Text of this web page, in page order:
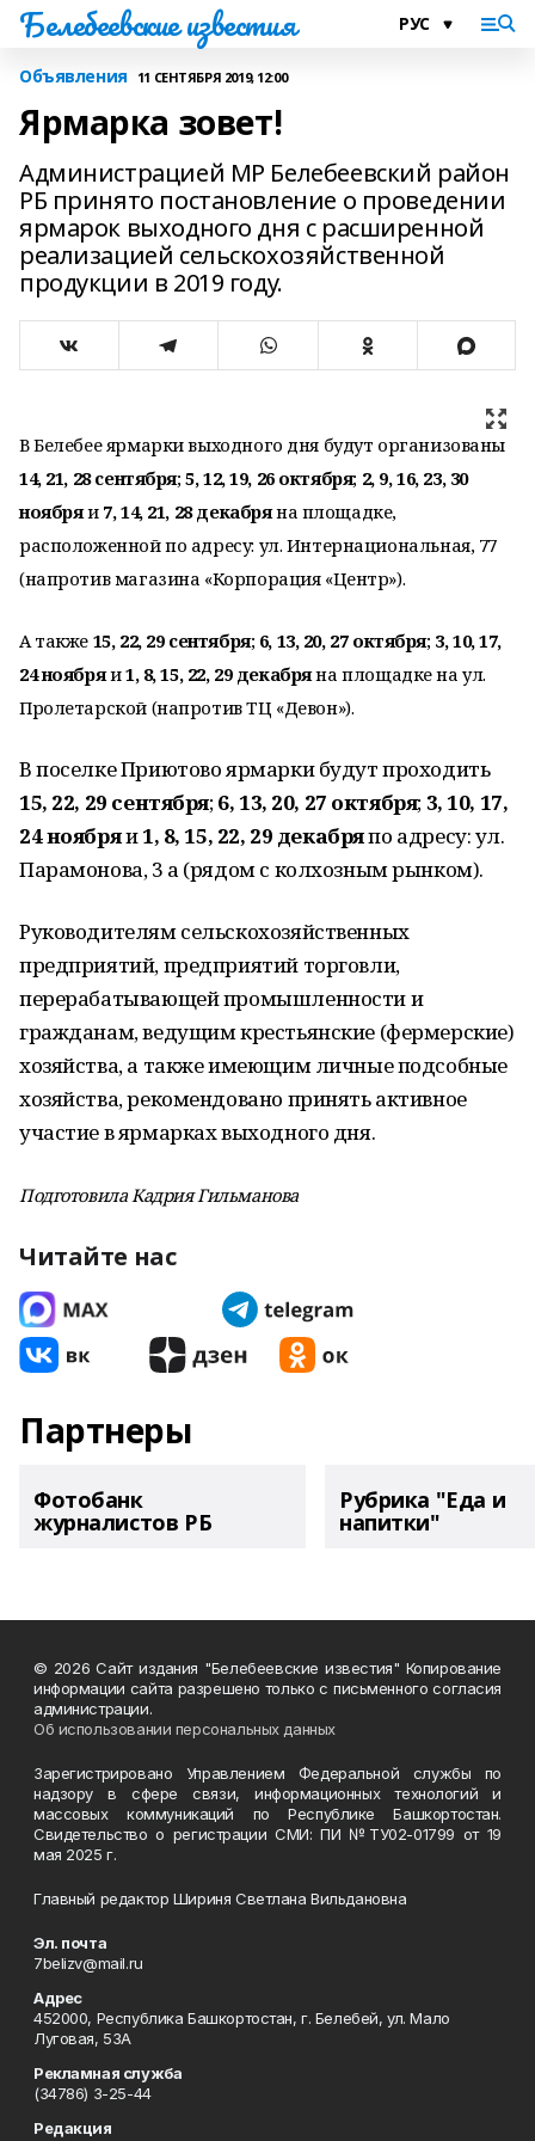
Белебеевские известия
Объявления 11 СЕНТЯБРЯ 2019, 12:00
Ярмарка зовет!
Администрацией МР Белебеевский район
РБ принято постановление о проведении
ярмарок выходного дня с расширенной
реализацией сельскохозяйственной
продукции в 2019 году.
В Белебее ярмарки выходного дня будут организованы
14, 21, 28 сентября;5, 12, 19, 26 октября; 2, 9, 16, 23, 30
ноябряи 7, 14, 21, 28 декабряна площадке,
расположенной по адресу: ул. Интернациональная, 77
(напротив магазина «Корпорация «Центр»).
А также 15, 22, 29 сентября; 6, 13, 20, 27 октября; 3, 10, 17,
24 ноябряи1, 8, 15, 22, 29 декабряна площадке на ул.
Пролетарской (напротив ТЦ «Девон»).
В поселке Приютово ярмарки будут проходить
15, 22, 29 сентября;6, 13, 20, 27 октября; 3, 10, 17,
24 ноябряи1, 8, 15, 22, 29 декабряпо адресу: ул.
Парамонова, 3 а (рядом с колхозным рынком).
Руководителям сельскохозяйственных
предприятий, предприятий торговли,
перерабатывающей промышленности и
гражданам, ведущим крестьянские (фермерские)
хозяйства, а также имеющим личные подсобные
хозяйства, рекомендовано принять активное
участие в ярмарках выходного дня.
Подготовила Кадрия Гильманова
Читайте нас
Партнеры
Фотобанк
журналистов РБ
Рубрика "Еда и
напитки"
© 2026 Сайт издания "Белебеевские известия" Копирование
информации сайта разрешено только с письменного согласия
администрации.
Об использовании персональных данных
Зарегистрировано Управлением Федеральной службы по
надзору в сфере связи, информационных технологий и
массовых коммуникаций по Республике Башкортостан.
Свидетельство о регистрации СМИ: ПИ №ТУ02-01799 от 19
мая 2025 г.
Главный редактор Шириня Светлана Вильдановна
Эл. почта
7belizv@mail.ru
Адрес
452000, Республика Башкортостан, г. Белебей, ул. Мало
Луговая, 53А
Рекламная служба
(34786) 3-25-44
Редакция